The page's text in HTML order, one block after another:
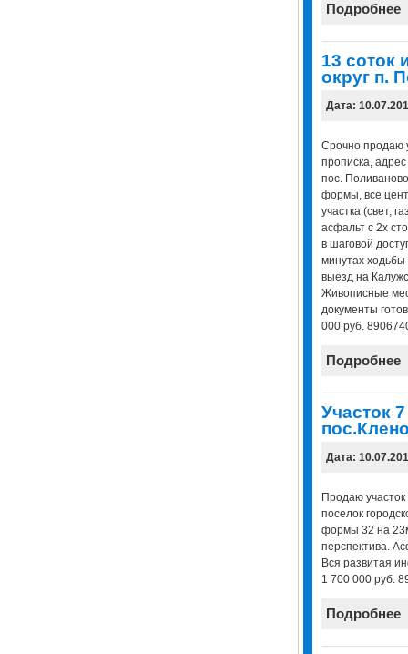
Подробнее
13 соток
округ п.
Дата:
Срочно продаю
прописка,
пос.
формы, все
участка (свет,
асфальт с 2х
в шаговой
минутах ходьбы
выезд на
Живописные
документы
000 руб.
Подробнее
Участок
Дата:
Продаю участок
поселок
формы 32 на
перспектива.
Вся развитая
1 700 000 руб.
Подробнее